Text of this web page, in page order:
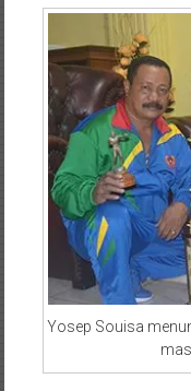
Yosep Souisa